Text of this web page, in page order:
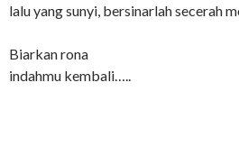
lalu yang sunyi, bersinarlah secerah
Biarkan rona
indahmu kembali…..